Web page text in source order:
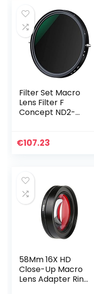
Filter Set Macro
Lens Filter F
Concept ND2-
Circulaire
€107.23
58Mm 16X HD
Close-Up Macro
Lens Adapter Ring